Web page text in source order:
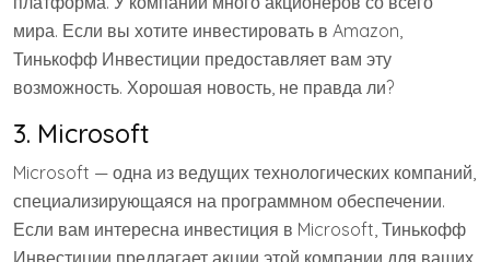
мира. Если вы хотите инвестировать в Amazon,
Тинькофф Инвестиции предоставляет вам эту
возможность. Хорошая новость, не правда ли?
3. Microsoft
Microsoft — одна из ведущих технологических компаний,
специализирующаяся на программном обеспечении.
Если вам интересна инвестиция в Microsoft, Тинькофф
Инвестиции предлагает акции этой компании для ваших